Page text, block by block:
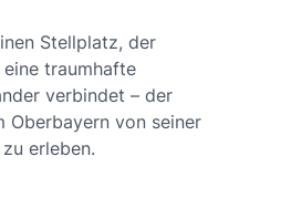
Stellplatz, der
eine traumhafte
verbindet – der
Oberbayern von seiner
erleben.